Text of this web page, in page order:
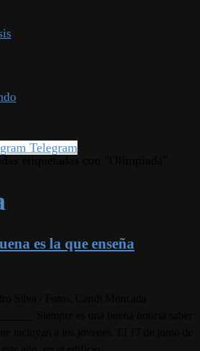
Telegram
es la que enseña